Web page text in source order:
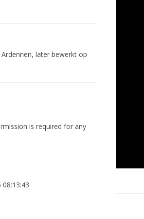
later bewerkt op
is required for any